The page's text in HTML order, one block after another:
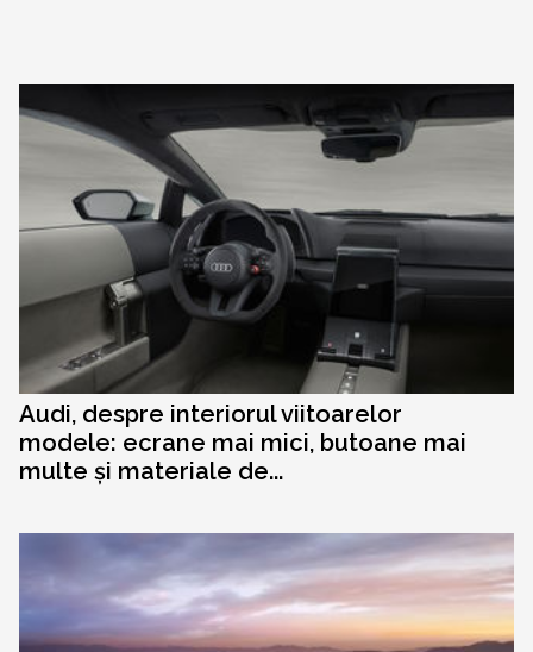
Audi, despre interiorul viitoarelor
modele: ecrane mai mici, butoane mai
multe și materiale de...